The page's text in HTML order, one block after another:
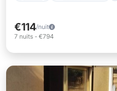
€114/nuit
7 nuits - €794